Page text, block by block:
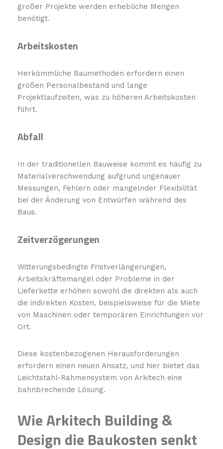
großer Projekte werden erhebliche Mengen
benötigt.
Arbeitskosten
Herkömmliche Baumethoden erfordern einen
großen Personalbestand und lange
Projektlaufzeiten, was zu höheren Arbeitskosten
führt.
Abfall
In der traditionellen Bauweise kommt es häufig zu
Materialverschwendung aufgrund ungenauer
Messungen, Fehlern oder mangelnder Flexibilität
bei der Änderung von Entwürfen während des
Baus.
Zeitverzögerungen
Witterungsbedingte Fristverlängerungen,
Arbeitskräftemangel oder Probleme in der
Lieferkette erhöhen sowohl die direkten als auch
die indirekten Kosten, beispielsweise für die Miete
von Maschinen oder temporären Einrichtungen vor
Ort.
Diese kostenbezogenen Herausforderungen
erfordern einen neuen Ansatz, und hier bietet das
Leichtstahl-Rahmensystem von Arkitech eine
bahnbrechende Lösung.
Wie Arkitech Building &
Design die Baukosten senkt